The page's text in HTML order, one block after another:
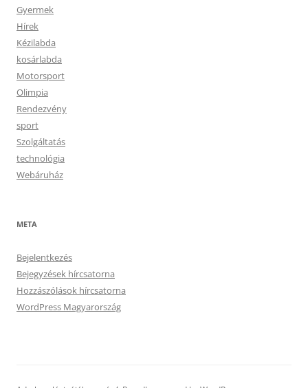
Gyermek
Hírek
Kézilabda
kosárlabda
Motorsport
Olimpia
Rendezvény
sport
Szolgáltatás
technológia
Webáruház
META
Bejelentkezés
Bejegyzések hírcsatorna
Hozzászólások hírcsatorna
WordPress Magyarország